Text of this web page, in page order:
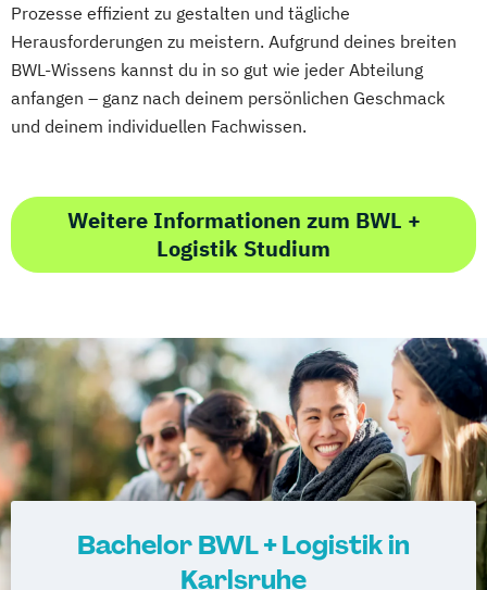
Prozesse effizient zu gestalten und tägliche
Herausforderungen zu meistern. Aufgrund deines breiten
BWL-Wissens kannst du in so gut wie jeder Abteilung
anfangen – ganz nach deinem persönlichen Geschmack
und deinem individuellen Fachwissen.
Weitere Informationen zum BWL +
Logistik Studium
Bachelor BWL + Logistik in
Karlsruhe